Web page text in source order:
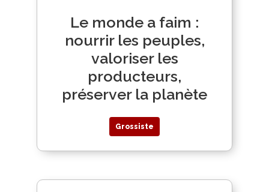
Le monde a faim :
nourrir les peuples,
valoriser les
producteurs,
préserver la planète
Grossiste